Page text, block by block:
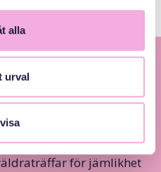
alla
urval
för jämlikhet